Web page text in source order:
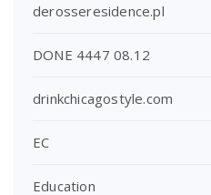
derosseresidence.pl
DONE 4447 08.12
drinkchicagostyle.com
EC
Education